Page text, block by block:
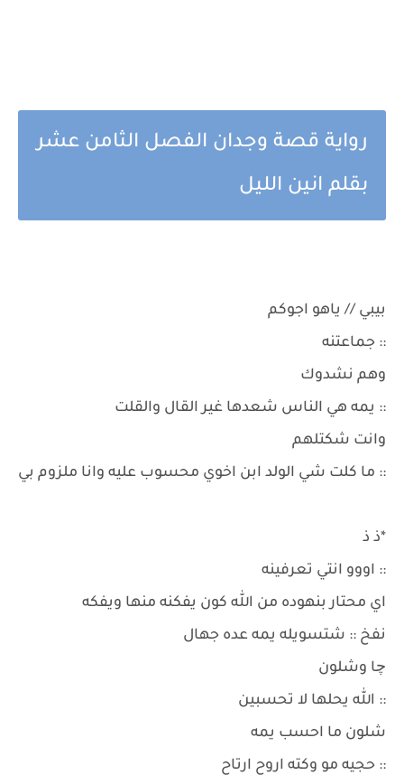
رواية قصة وجدان الفصل الثامن عشر
بقلم انين الليل
بيبي // ياهو اجوكم
:: جماعتنه
وهم نشدوك
:: يمه هي الناس شعدها غير القال والقلت
وانت شكتلهم
:: ما كلت شي الولد ابن اخوي محسوب عليه وانا ملزوم بي
*ذ ذ
:: اووو انتي تعرفينه
اي محتار بنهوده من الله كون يفكنه منها ويفكه
نفخ :: شتسويله يمه عده جهال
چا وشلون
:: الله يحلها لا تحسبين
شلون ما احسب يمه
:: حجيه مو وكته اروح ارتاح